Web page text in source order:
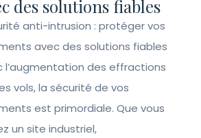
des solutions fiables
anti-intrusion : protéger vos
avec des solutions fiables
l’augmentation des effractions
vols, la sécurité de vos
est primordiale. Que vous
un site industriel,